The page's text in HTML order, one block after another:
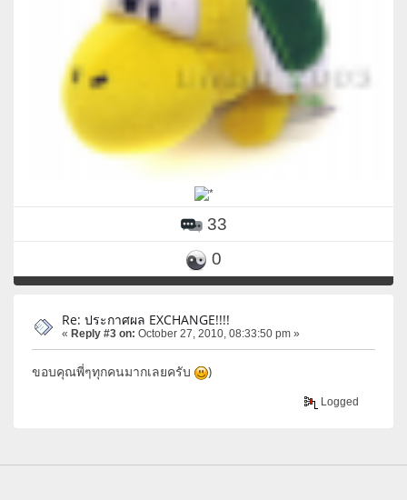
33
0
Re: ประกาศผล EXCHANGE!!!!
« Reply #3 on: October 27, 2010, 08:33:50 pm »
ขอบคุณพี่ๆทุกคนมากเลยครับ )
Logged